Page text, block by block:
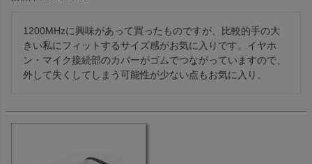
1200MHzに興味があって買ったものですが、比較的手の大
きい私にフィットするサイズ感がお気に入りです。イヤホ
ン・マイク接続部のカバーがゴムでつながっていますので、
外して失くしてしまう可能性が少ない点もお気に入り。